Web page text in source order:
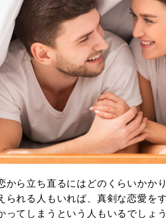
から立ち直るにはどのくらいかか
られる人もいれば、真剣な恋愛を
ってしまうという人もいるでしょう